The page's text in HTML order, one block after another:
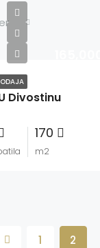
Divostinu
170
m2
1 2